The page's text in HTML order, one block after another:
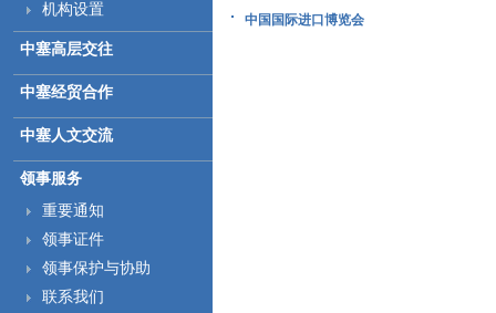
机构设置
中塞高层交往
中塞经贸合作
中塞人文交流
领事服务
重要通知
领事证件
领事保护与协助
联系我们
中国国际进口博览会